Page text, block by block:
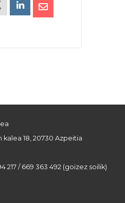
kalea 18, 20730 Azpeitia
217 / 669 363 492 (goizez soilik)